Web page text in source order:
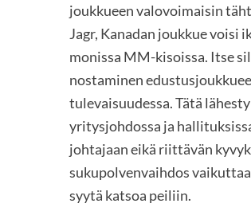
joukkueen valovoimaisin
Jagr, Kanadan joukkue voisi
monissa MM-kisoissa. Itse
nostaminen
tulevaisuudessa. Tätä
yritysjohdossa ja
johtajaan eikä riittävän
sukupolvenvaihdos
syytä katsoa peiliin.